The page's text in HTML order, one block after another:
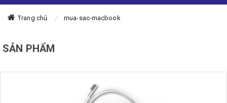
Trang chủ mua-sac-macbook
SẢN PHẨM